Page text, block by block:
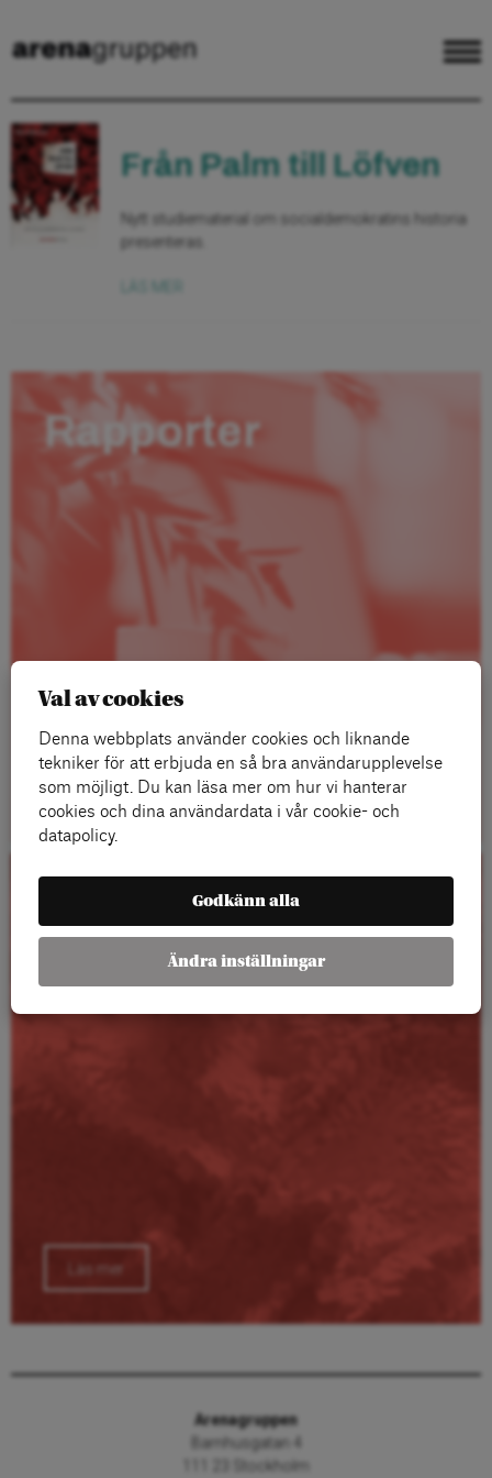
Från Palm till Löfven
Nytt studiematerial om socialdemokratins historia
presenteras.
Rapporter
Läs mer
Kalender
Läs mer
Arenagruppen
Barnhusgatan 4
111 23 Stockholm
Val av cookies
Denna webbplats använder cookies och liknande
tekniker för att erbjuda en så bra användarupplevelse
som möjligt. Du kan läsa mer om hur vi hanterar
cookies och dina användardata i vår cookie- och
datapolicy.
Godkänn alla
Ändra inställningar